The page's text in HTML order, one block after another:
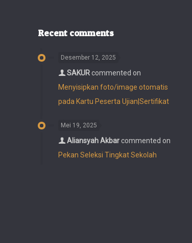
Recent comments
Desember 12, 2025
SAKURcommented on
Menyisipkan foto/image otomatis
pada Kartu Peserta Ujian|Sertifikat
Mei 19, 2025
Aliansyah Akbarcommented on
Pekan Seleksi Tingkat Sekolah